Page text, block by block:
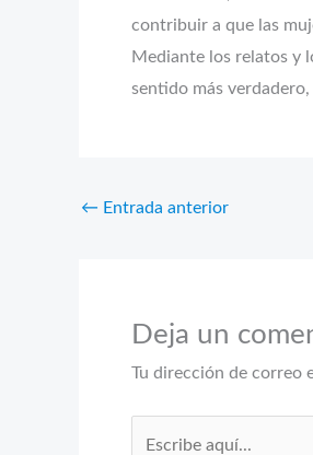
contribuir a que las
Mediante los relatos y
sentido más
← Entrada anterior
Deja un
Tu dirección de correo